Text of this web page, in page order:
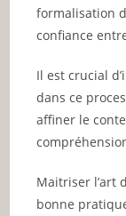
formalisation
confiance
Il est crucial
dans ce
affiner le
Maitriser l’art
bonne